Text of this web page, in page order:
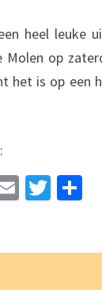
heel leuke
Molen op
het is op een
E
T